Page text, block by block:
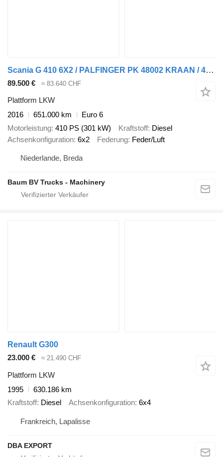
Scania G 410 6X2 / PALFINGER PK 48002 KRAAN / 48 TM KRAAN / REMOTE CONT
89.500 € ≈ 83.640 CHF
Plattform LKW
2016
651.000 km
Euro 6
Motorleistung 410 PS (301 kW) Kraftstoff Diesel
Achsenkonfiguration 6x2 Federung Feder/Luft
Niederlande, Breda
Baum BV Trucks - Machinery
Renault G300
23.000 €
≈ 21.490 CHF
Plattform LKW
1995
630.186 km
Kraftstoff Diesel Achsenkonfiguration 6x4
Frankreich, Lapalisse
DBA EXPORT